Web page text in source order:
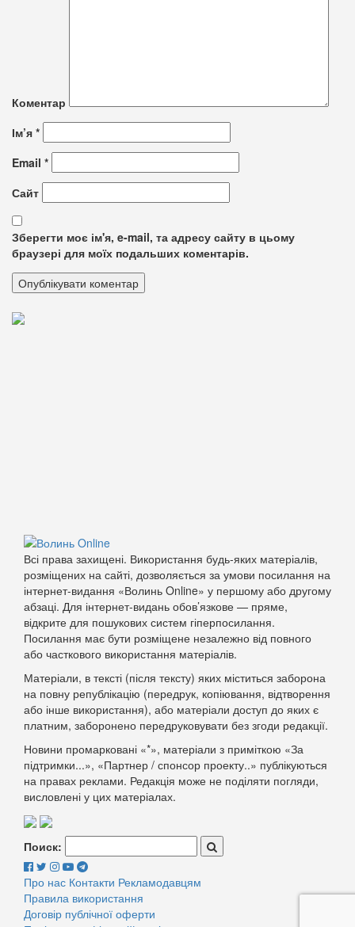
Коментар
Ім’я *
Email *
Сайт
Зберегти моє ім'я, e-mail, та адресу сайту в цьому
браузері для моїх подальших коментарів.
Всі права захищені. Використання будь-яких матеріалів,
розміщених на сайті, дозволяється за умови посилання на
інтернет-видання «Волинь Online» у першому або другому
абзаці. Для інтернет-видань обов’язкове — пряме,
відкрите для пошукових систем гіперпосилання.
Посилання має бути розміщене незалежно від повного
або часткового використання матеріалів.
Матеріали, в тексті (після тексту) яких міститься заборона
на повну републікацію (передрук, копіювання, відтворення
або інше використання), або матеріали доступ до яких є
платним, заборонено передруковувати без згоди редакції.
Новини промарковані «*», матеріали з приміткою «За
підтримки...», «Партнер / спонсор проекту..» публікуються
на правах реклами. Редакція може не поділяти погляди,
висловлені у цих матеріалах.
Поиск:
Про нас Контакти Рекламодавцям
Правила використання
Договір публічної оферти